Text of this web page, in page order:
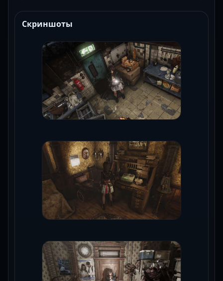
Скриншоты